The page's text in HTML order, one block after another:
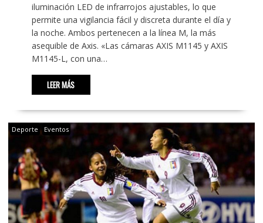
iluminación LED de infrarrojos ajustables, lo que
permite una vigilancia fácil y discreta durante el día y
la noche. Ambos pertenecen a la línea M, la más
asequible de Axis. «Las cámaras AXIS M1145 y AXIS
M1145-L, con una…
LEER MÁS
Deporte Eventos